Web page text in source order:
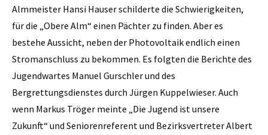
Almmeister Hansi Hauser schilderte die Schwierigkeiten,
für die „Obere Alm“ einen Pächter zu finden. Aber es
bestehe Aussicht, neben der Photovoltaik endlich einen
Stromanschluss zu bekommen. Es folgten die Berichte des
Jugendwartes Manuel Gurschler und des
Bergrettungsdienstes durch Jürgen Kuppelwieser. Auch
wenn Markus Tröger meinte „Die Jugend ist unsere
Zukunft“ und Seniorenreferent und Bezirksvertreter Albert